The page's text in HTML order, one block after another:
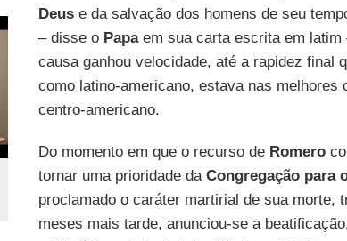
Deuse da salvação dos homens de seu
– disse o Papaem sua carta escrita em latim
causa ganhou velocidade, até a rapidez final
como latino-americano, estava nas melhores
centro-americano.
Do momento em que o recurso de Romero
tornar uma prioridade da Congregação para
proclamado o caráter martirial de sua morte,
meses mais tarde, anunciou-se a